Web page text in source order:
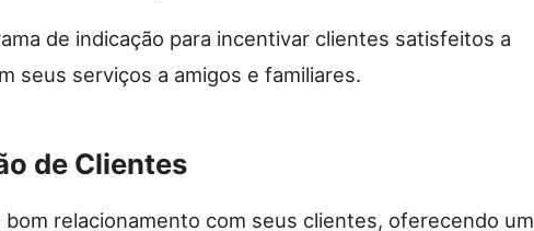
de indicação para incentivar clientes satisfeitos a
seus serviços a amigos e familiares.
de Clientes
bom relacionamento com seus clientes, oferecendo um